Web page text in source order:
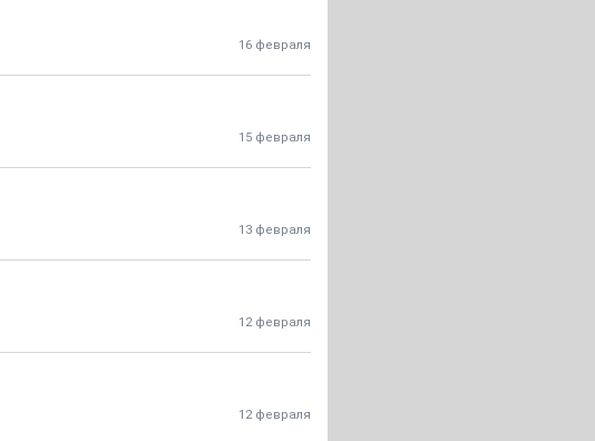
16 февраля
15 февраля
13 февраля
12 февраля
12 февраля